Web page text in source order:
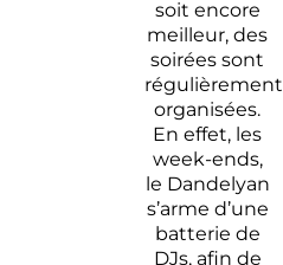
soit encore
meilleur, des
soirées sont
régulièrement
organisées.
En effet, les
week-ends,
le Dandelyan
s’arme d’une
batterie de
DJs, afin de